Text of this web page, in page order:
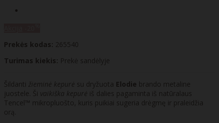
Prekės kodas: 265540
Turimas kiekis: Prekė sandėlyje
Šildanti žieminė kepurė su dryžuota Elodie brando metaline
juostele. Ši vaikiška kepurė iš dalies pagaminta iš natūralaus
Tencel™ mikropluošto, kuris puikiai sugeria drėgmę ir praleidžia
orą.